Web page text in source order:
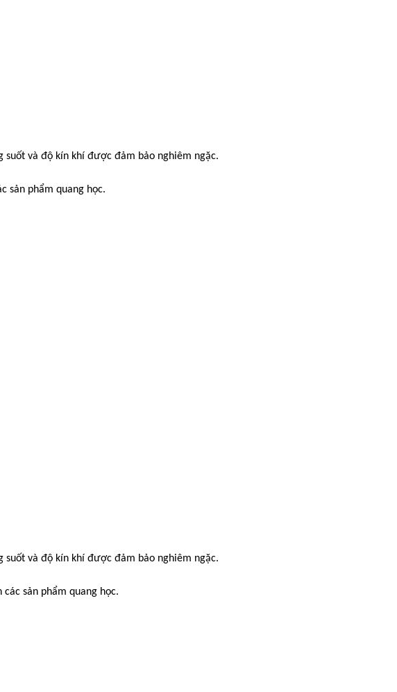
và độ kín khí được đảm bảo nghiêm ngặc.
sản phẩm quang học.
và độ kín khí được đảm bảo nghiêm ngặc.
sản phẩm quang học.